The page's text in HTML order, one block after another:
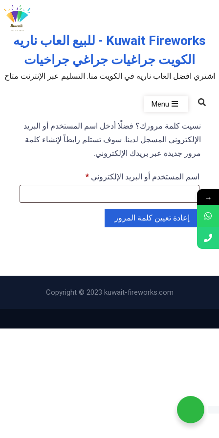
Kuwait Fireworks - للبيع العاب ناريه
الكويت جراغيات جراغي جراخيات
اشتري افضل العاب ناريه في الكويت منا. التسليم عبر الإنترنت متاح
Menu
نسيت كلمة مرورك؟ فضلًا أدخل اسم المستخدم أو البريد
الإلكتروني المسجل لدينا. سوف تستلم رابطاً لإنشاء كلمة
مرور جديدة عبر بريدك الإلكتروني.
اسم المستخدم أو البريد الإلكتروني *مطلوبة
إعادة تعيين كلمة المرور
Copyright © 2023 kuwait-fireworks.com
→